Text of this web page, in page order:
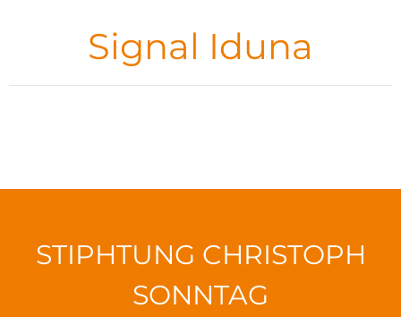
Signal Iduna
STIPHTUNG CHRISTOPH
SONNTAG